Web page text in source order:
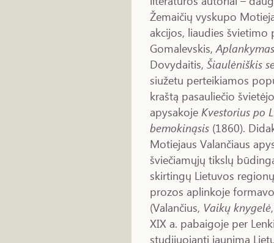
Žemaičių vyskupo
akcijos, liaudies švietimo
Gomalevskis,
Dovydaitis, Šiaulėniškis
siužetu perteikiamos
kraštą pasauliečio
apysakoje Kvestorius po
bemokinąsis (1860).
Motiejaus Valančiaus
šviečiamųjų tikslų
skirtingų Lietuvos
prozos aplinkoje
(Valančius, Vaikų knygelė
XIX a. pabaigoje per
studijuojantį jaunimą